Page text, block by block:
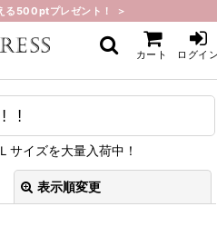
る500ptプレゼント！ ＞
カート ログイ
！
サイズを大量入荷中！
表示順変更